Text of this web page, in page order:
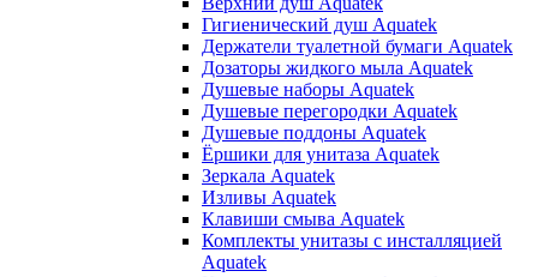
Гигиенический душ Aquatek
Держатели туалетной бумаги Aquatek
Дозаторы жидкого мыла Aquatek
Душевые наборы Aquatek
Душевые перегородки Aquatek
Душевые поддоны Aquatek
Ёршики для унитаза Aquatek
Зеркала Aquatek
Изливы Aquatek
Клавиши смыва Aquatek
Комплекты унитазы с инсталляцией
Aquatek